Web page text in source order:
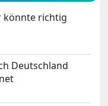
könnte richtig
Deutschland